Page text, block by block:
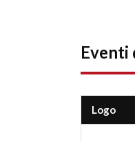
Eventi
Logo